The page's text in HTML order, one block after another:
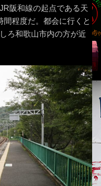
阪和線の起点である天
程度だ。都会に行くと
ろ和歌山市内の方が近